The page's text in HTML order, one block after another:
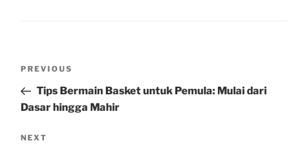
Previous
Post
PREVIOUS
Tips Bermain Basket untuk Pemula: Mulai dari
Dasar hingga Mahir
Next
NEXT